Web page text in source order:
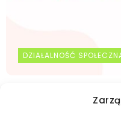
DZIAŁALNOŚĆ
Nadchodzące